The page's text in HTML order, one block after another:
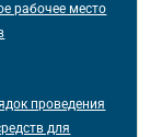
рабочее место
проведения
для